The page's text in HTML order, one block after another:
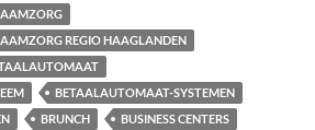
REGIO HAAGLANDEN
BETAALAUTOMAAT-SYSTEMEN
BRUNCH BUSINESS CENTERS